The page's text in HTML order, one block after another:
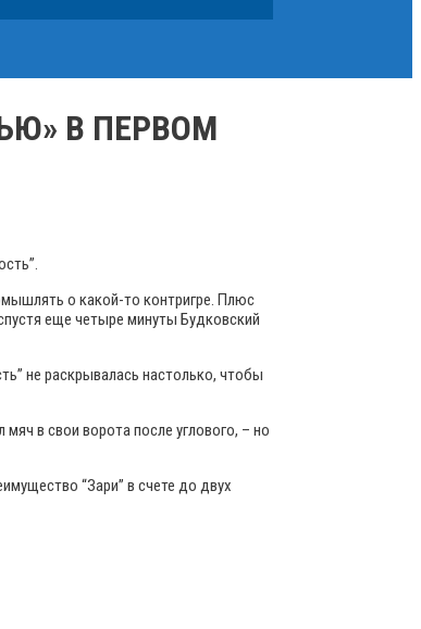
В ПЕРВОМ
о какой-то контригре. Плюс
еще четыре минуты Будковский
не раскрывалась настолько, чтобы
в свои ворота после углового, – но
“Зари” в счете до двух